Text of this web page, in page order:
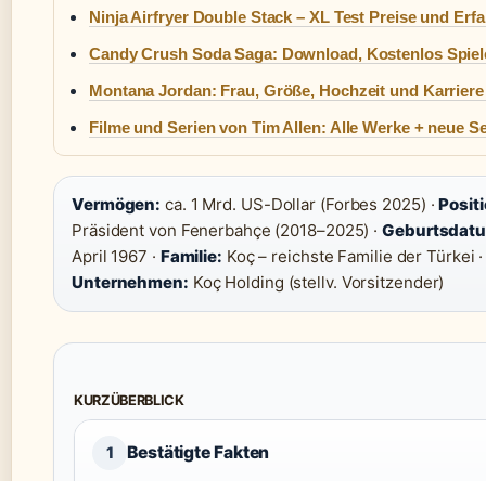
Ninja Airfryer Double Stack – XL Test Preise und
Candy Crush Soda Saga: Download, Kostenlos
Montana Jordan: Frau, Größe, Hochzeit und Karriere
Filme und Serien von Tim Allen: Alle Werke + neue
Vermögen: ca. 1 Mrd. US-Dollar (Forbes 2025) ·
Präsident von Fenerbahçe (2018–2025) ·
April 1967 · Familie: Koç – reichste Familie der Türkei ·
Unternehmen: Koç Holding (stellv. Vorsitzender)
KURZÜBERBLICK
1 Bestätigte Fakten